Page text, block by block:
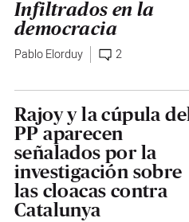
Infiltrados en la
democracia
Pablo Elorduy 2
Rajoy y la cúpula del
PP aparecen
señalados por la
investigación sobre
las cloacas contra
Catalunya